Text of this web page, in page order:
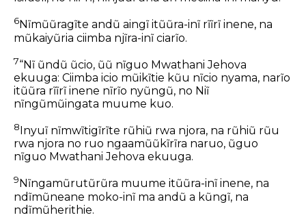
6Nĩmũũragĩte andũ aingĩ itũũra-inĩ rĩĩrĩ inene, na
mũkaiyũria ciimba njĩra-inĩ ciarĩo.
7“Nĩ ũndũ ũcio, ũũ nĩguo Mwathani Jehova
ekuuga: Ciimba icio mũikĩtie kũu nĩcio nyama, narĩo
itũũra rĩĩrĩ inene nĩrĩo nyũngũ, no Niĩ
nĩngũmũingata muume kuo.
8 Inyuĩ nĩmwĩtigĩrĩte rũhiũ rwa njora, na rũhiũ rũu
rwa njora no ruo ngaamũũkĩrĩra naruo, ũguo
nĩguo Mwathani Jehova ekuuga.
9 Nĩngamũrutũrũra muume itũũra-inĩ inene, na
ndĩmũneane moko-inĩ ma andũ a kũngĩ, na
ndĩmũherithie.